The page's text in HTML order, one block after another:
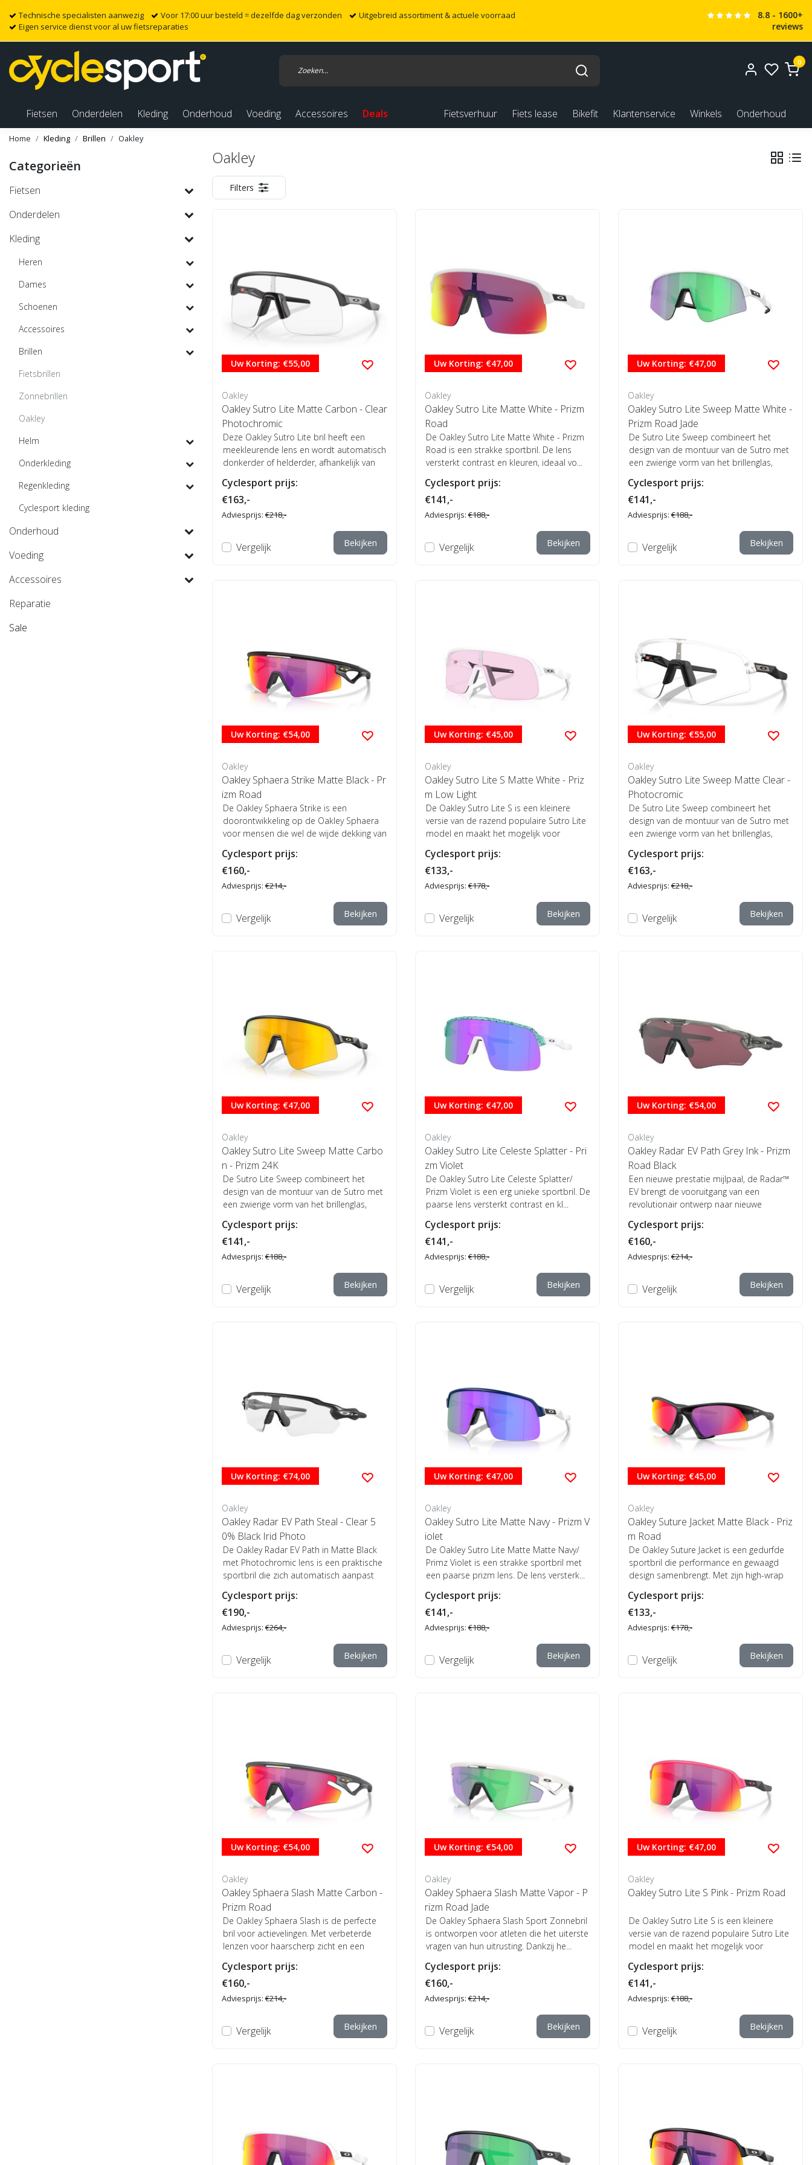
Technische specialisten aanwezig Voor 17:00 uur besteld = dezelfde dag verzonden
Uitgebreid assortiment & actuele voorraad
Eigen service dienst voor al uw fietsreparaties
8.8 - 1600+
reviews
0
Fietsen Onderdelen Kleding Onderhoud Voeding Accessoires Deals Fietsverhuur Fiets lease Bikefit Klantenservice Winkels Onderhoud
Home Kleding Brillen Oakley
Categorieën
Fietsen
Onderdelen
Kleding
Heren
Dames
Schoenen
Accessoires
Brillen
Fietsbrillen
Zonnebrillen
Oakley
Helm
Onderkleding
Regenkleding
Cyclesport kleding
Onderhoud
Voeding
Accessoires
Reparatie
Sale
Oakley
Filters
Uw Korting: €55,00
Oakley
Oakley Sutro Lite Matte Carbon - Clear
Photochromic
Deze Oakley Sutro Lite bril heeft een
meekleurende lens en wordt automatisch
donkerder of helderder, afhankelijk van
Cyclesport prijs:
€163,-
Adviesprijs: €218,-
Vergelijk Bekijken
Uw Korting: €47,00
Oakley
Oakley Sutro Lite Matte White - Prizm
Road
De Oakley Sutro Lite Matte White - Prizm
Road is een strakke sportbril. De lens
versterkt contrast en kleuren, ideaal vo...
Cyclesport prijs:
€141,-
Adviesprijs: €188,-
Vergelijk Bekijken
Uw Korting: €47,00
Oakley
Oakley Sutro Lite Sweep Matte White -
Prizm Road Jade
De Sutro Lite Sweep combineert het
design van de montuur van de Sutro met
een zwierige vorm van het brillenglas,
Cyclesport prijs:
€141,-
Adviesprijs: €188,-
Vergelijk Bekijken
Uw Korting: €54,00
Oakley
Oakley Sphaera Strike Matte Black - Pr
izm Road
De Oakley Sphaera Strike is een
doorontwikkeling op de Oakley Sphaera
voor mensen die wel de wijde dekking van
Cyclesport prijs:
€160,-
Adviesprijs: €214,-
Vergelijk Bekijken
Uw Korting: €45,00
Oakley
Oakley Sutro Lite S Matte White - Priz
m Low Light
De Oakley Sutro Lite S is een kleinere
versie van de razend populaire Sutro Lite
model en maakt het mogelijk voor
Cyclesport prijs:
€133,-
Adviesprijs: €178,-
Vergelijk Bekijken
Uw Korting: €55,00
Oakley
Oakley Sutro Lite Sweep Matte Clear -
Photocromic
De Sutro Lite Sweep combineert het
design van de montuur van de Sutro met
een zwierige vorm van het brillenglas,
Cyclesport prijs:
€163,-
Adviesprijs: €218,-
Vergelijk Bekijken
Uw Korting: €47,00
Oakley
Oakley Sutro Lite Sweep Matte Carbo
n - Prizm 24K
De Sutro Lite Sweep combineert het
design van de montuur van de Sutro met
een zwierige vorm van het brillenglas,
Cyclesport prijs:
€141,-
Adviesprijs: €188,-
Vergelijk Bekijken
Uw Korting: €47,00
Oakley
Oakley Sutro Lite Celeste Splatter - Pri
zm Violet
De Oakley Sutro Lite Celeste Splatter/
Prizm Violet is een erg unieke sportbril. De
paarse lens versterkt contrast en kl...
Cyclesport prijs:
€141,-
Adviesprijs: €188,-
Vergelijk Bekijken
Uw Korting: €54,00
Oakley
Oakley Radar EV Path Grey Ink - Prizm
Road Black
Een nieuwe prestatie mijlpaal, de Radar™
EV brengt de vooruitgang van een
revolutionair ontwerp naar nieuwe
Cyclesport prijs:
€160,-
Adviesprijs: €214,-
Vergelijk Bekijken
Uw Korting: €74,00
Oakley
Oakley Radar EV Path Steal - Clear 5
0% Black Irid Photo
De Oakley Radar EV Path in Matte Black
met Photochromic lens is een praktische
sportbril die zich automatisch aanpast
Cyclesport prijs:
€190,-
Adviesprijs: €264,-
Vergelijk Bekijken
Uw Korting: €47,00
Oakley
Oakley Sutro Lite Matte Navy - Prizm V
iolet
De Oakley Sutro Lite Matte Matte Navy/
Primz Violet is een strakke sportbril met
een paarse prizm lens. De lens versterk...
Cyclesport prijs:
€141,-
Adviesprijs: €188,-
Vergelijk Bekijken
Uw Korting: €45,00
Oakley
Oakley Suture Jacket Matte Black - Priz
m Road
De Oakley Suture Jacket is een gedurfde
sportbril die performance en gewaagd
design samenbrengt. Met zijn high-wrap
Cyclesport prijs:
€133,-
Adviesprijs: €178,-
Vergelijk Bekijken
Uw Korting: €54,00
Oakley
Oakley Sphaera Slash Matte Carbon -
Prizm Road
De Oakley Sphaera Slash is de perfecte
bril voor actievelingen. Met verbeterde
lenzen voor haarscherp zicht en een
Cyclesport prijs:
€160,-
Adviesprijs: €214,-
Vergelijk Bekijken
Uw Korting: €54,00
Oakley
Oakley Sphaera Slash Matte Vapor - P
rizm Road Jade
De Oakley Sphaera Slash Sport Zonnebril
is ontworpen voor atleten die het uiterste
vragen van hun uitrusting. Dankzij he...
Cyclesport prijs:
€160,-
Adviesprijs: €214,-
Vergelijk Bekijken
Uw Korting: €47,00
Oakley
Oakley Sutro Lite S Pink - Prizm Road
De Oakley Sutro Lite S is een kleinere
versie van de razend populaire Sutro Lite
model en maakt het mogelijk voor
Cyclesport prijs:
€141,-
Adviesprijs: €188,-
Vergelijk Bekijken